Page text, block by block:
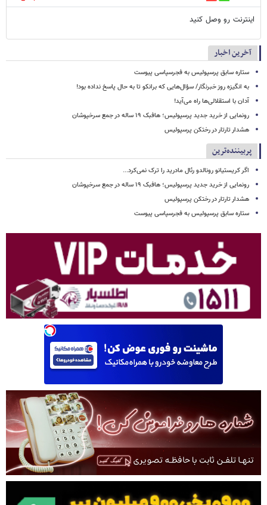
اینترنت رو وصل کنید
آخرین اخبار
ستاره سابق پرسپولیس به فجرسپاسی پیوست
به انگیزه روز خبرنگار/ سؤال‌هایی که برانکو تا به حال پاسخ نداده بود!
آدان با استقلالی‌ها راه می‌آید!
رونمایی از خرید جدید پرسپولیس؛ هافبک ۱۹ ساله در جمع سرخپوشان
هشدار تارتار در رختکن پرسپولیس
پربیننده‌ترین
اگر کریستیانو رونالدو رئال مادرید را ترک نمی‌کرد...
رونمایی از خرید جدید پرسپولیس؛ هافبک ۱۹ ساله در جمع سرخپوشان
هشدار تارتار در رختکن پرسپولیس
ستاره سابق پرسپولیس به فجرسپاسی پیوست